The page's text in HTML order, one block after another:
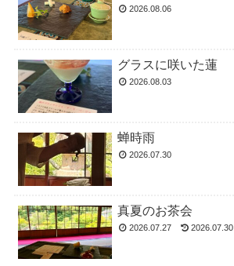
2026.08.06
グラスに咲いた蓮
2026.08.03
蝉時雨
2026.07.30
真夏のお茶会
2026.07.27 2026.07.30